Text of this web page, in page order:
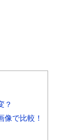
？
像で比較！